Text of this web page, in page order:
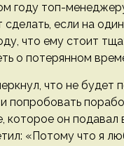
году топ-
если на
что ему стоит
о потерянном
что не будет
попробовать
которое он подавал
«Потому что я